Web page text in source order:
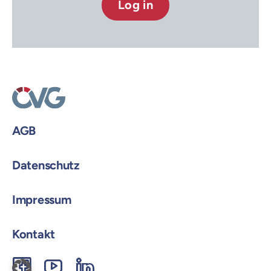
Log in
AGB
Datenschutz
Impressum
Kontakt